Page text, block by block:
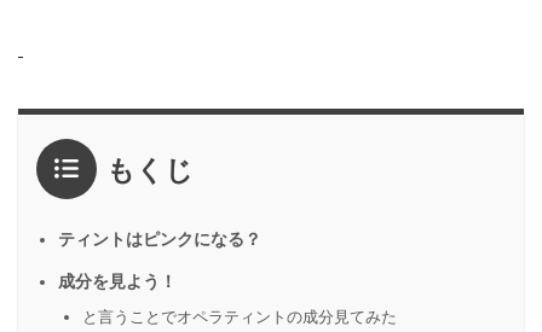
もくじ
ティントはピンクになる？
成分を見よう！
と言うことでオペラティントの成分見てみた